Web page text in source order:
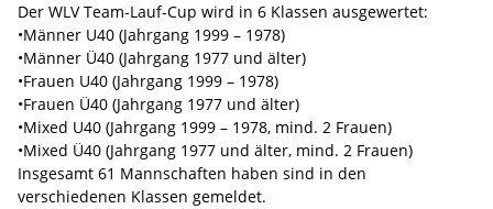
Der WLV Team-Lauf-Cup wird in 6 Klassen ausgewertet:
•Männer U40 (Jahrgang 1999 – 1978)
•Männer Ü40 (Jahrgang 1977 und älter)
•Frauen U40 (Jahrgang 1999 – 1978)
•Frauen Ü40 (Jahrgang 1977 und älter)
•Mixed U40 (Jahrgang 1999 – 1978, mind. 2 Frauen)
•Mixed Ü40 (Jahrgang 1977 und älter, mind. 2 Frauen)
Insgesamt 61 Mannschaften haben sind in den
verschiedenen Klassen gemeldet.